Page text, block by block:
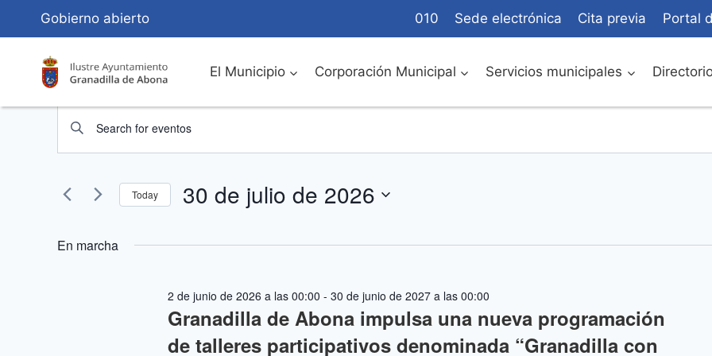
Contenido
Gobierno abierto 010 Sede electrónica Cita previa Portal
El Municipio Corporación Municipal Servicios municipales
Eventos
for
30
de
Navegación
de
búsqueda
vistas
Introduce
clave.
para
Today 30 de julio de 2026
fecha.
En marcha
Granadilla de Abona impulsa una nueva programación
de talleres participativos denominada “Granadilla con
2 de junio de 2026 a las 00:00 - 30 de junio de 2027 a las 00:00